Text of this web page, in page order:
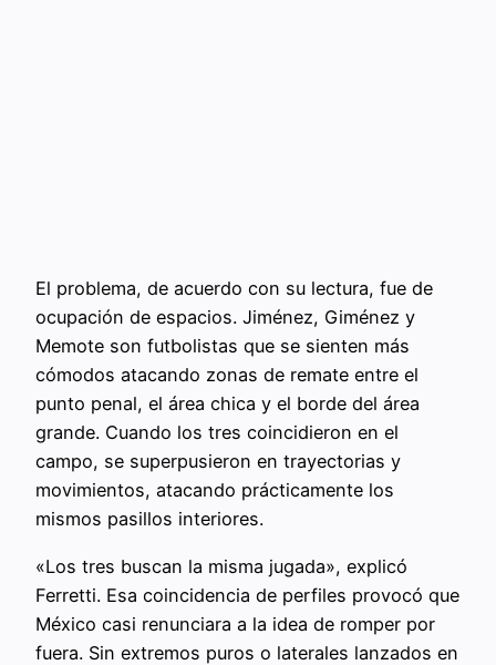
El problema, de acuerdo con su lectura, fue de
ocupación de espacios. Jiménez, Giménez y
Memote son futbolistas que se sienten más
cómodos atacando zonas de remate entre el
punto penal, el área chica y el borde del área
grande. Cuando los tres coincidieron en el
campo, se superpusieron en trayectorias y
movimientos, atacando prácticamente los
mismos pasillos interiores.
«Los tres buscan la misma jugada», explicó
Ferretti. Esa coincidencia de perfiles provocó que
México casi renunciara a la idea de romper por
fuera. Sin extremos puros o laterales lanzados en